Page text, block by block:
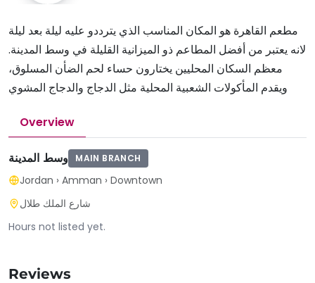
مطعم القاهرة هو المكان المناسب الذي يترددو عليه ليلة بعد ليلة
لانه يعتبر من أفضل المطاعم ذو الميزانية القليلة في وسط المدينة.
معظم السكان المحليين يختارون حساء لحم الضأن المسلوق،
ويقدم المأكولات الشعبية المحلية مثل الدجاج والدجاج المشوي
Overview
وسط المدينة MAIN BRANCH
Jordan › Amman › Downtown
شارع الملك طلال
Hours not listed yet.
Reviews